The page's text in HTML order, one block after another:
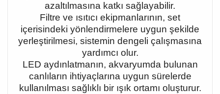
azaltılmasına katkı sağlayabilir.
Filtre ve ısıtıcı ekipmanlarının, set
içerisindeki yönlendirmelere uygun şekilde
yerleştirilmesi, sistemin dengeli çalışmasına
yardımcı olur.
LED aydınlatmanın, akvaryumda bulunan
canlıların ihtiyaçlarına uygun sürelerde
kullanılması sağlıklı bir ışık ortamı oluşturur.